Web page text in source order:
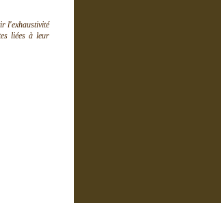
l'exhaustivité
liées à leur